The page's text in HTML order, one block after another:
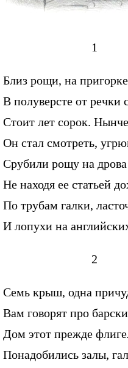
1
Близ рощи, на
В полуверсте от речки
Стоит лет сорок.
Он стал смотреть,
Срубили рощу на
Не находя ее статьей
По трубам галки,
И лопухи на
2
Семь крыш, одна
Вам говорят про
Дом этот прежде
Понадобились залы,